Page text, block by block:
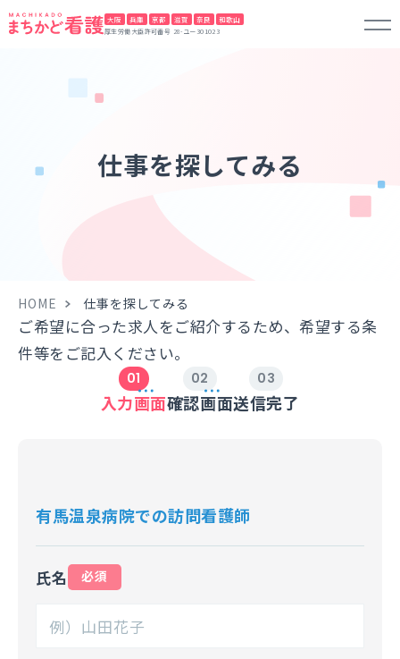
大阪 兵庫 京都 滋賀 奈良 和歌山
厚生労働大臣許可番号 28-ユー301023
仕事を探してみる
HOME 仕事を探してみる
ご希望に合った求人をご紹介するため、希望する条
件等をご記入ください。
入力画面確認画面送信完了
有馬温泉病院での訪問看護師
氏名 必須